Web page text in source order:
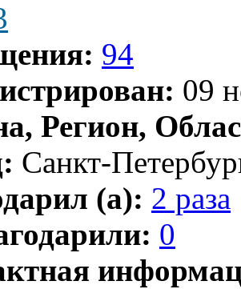
94
09
Регион,
Санкт-
(а): 2 раза
0